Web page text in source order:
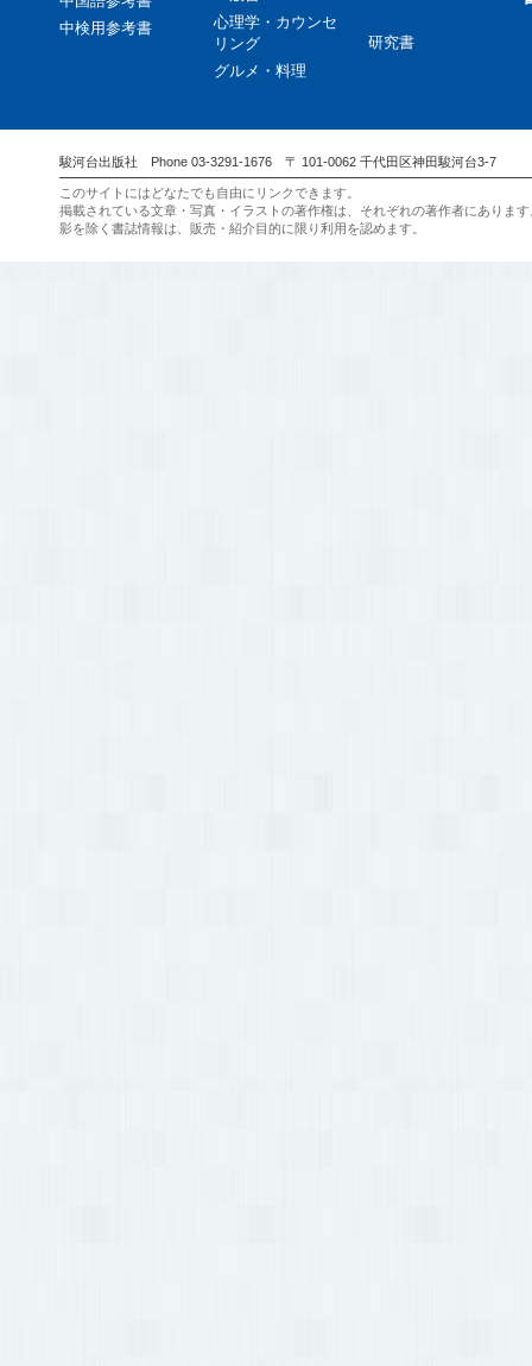
中検用参考書
心理学・カウンセ
リング
グルメ・料理
研究書
駿河台出版社 Phone 03-3291-1676 〒 101-0062 千代田区神田駿河台3-7
このサイトにはどなたでも自由にリンクできます。
掲載されている文章・写真・イラストの著作権は、それぞれの著作者にありま
影を除く書誌情報は、販売・紹介目的に限り利用を認めます。